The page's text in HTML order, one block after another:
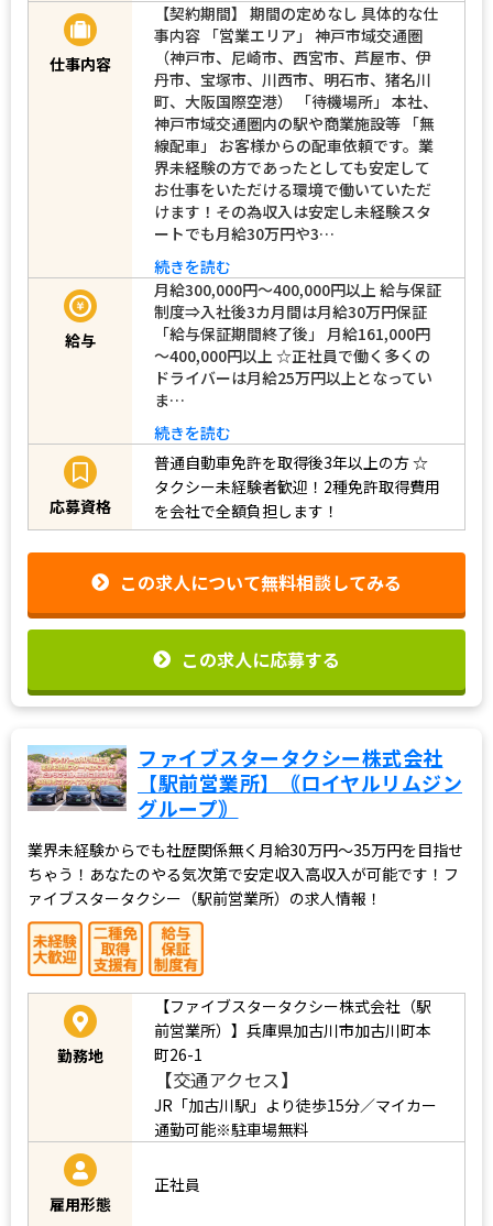
仕事内容
【契約期間】 期間の定めなし 具体的な仕
事内容 「営業エリア」 神戸市域交通圏
（神戸市、尼崎市、西宮市、芦屋市、伊
丹市、宝塚市、川西市、明石市、猪名川
町、大阪国際空港） 「待機場所」 本社、
神戸市域交通圏内の駅や商業施設等 「無
線配車」 お客様からの配車依頼です。業
界未経験の方であったとしても安定して
お仕事をいただける環境で働いていただ
けます！その為収入は安定し未経験スタ
ートでも月給30万円や3…
続きを読む
給与
月給300,000円～400,000円以上 給与保証
制度⇒入社後3カ月間は月給30万円保証
「給与保証期間終了後」 月給161,000円
～400,000円以上 ☆正社員で働く多くの
ドライバーは月給25万円以上となってい
ま…
続きを読む
応募資格
普通自動車免許を取得後3年以上の方☆
タクシー未経験者歓迎！2種免許取得費用
を会社で全額負担します！
この求人について無料相談してみる
この求人に応募する
ファイブスタータクシー株式会社
【駅前営業所】｟ロイヤルリムジン
グループ｠
業界未経験からでも社歴関係無く月給30万円～35万円を目指せ
ちゃう！あなたのやる気次第で安定収入高収入が可能です！フ
ァイブスタータクシー（駅前営業所）の求人情報！
勤務地
【ファイブスタータクシー株式会社（駅
前営業所）】兵庫県加古川市加古川町本
町26-1
【交通アクセス】
JR「加古川駅」より徒歩15分／マイカー
通勤可能※駐車場無料
雇用形態
正社員